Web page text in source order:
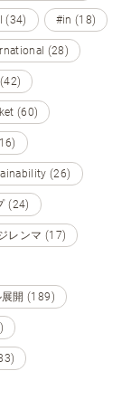
(34) #in (18)
(28)
(60)
(26)
(24)
レンマ (17)
開 (189)